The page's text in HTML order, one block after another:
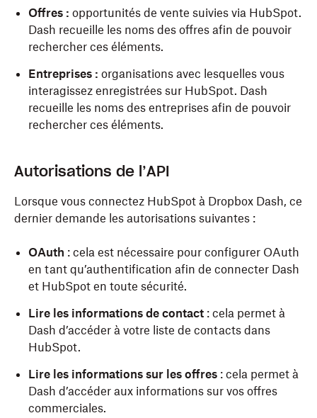
Offres : opportunités de vente suivies via HubSpot.
Dash recueille les noms des offres afin de pouvoir
rechercher ces éléments.
Entreprises : organisations avec lesquelles vous
interagissez enregistrées sur HubSpot. Dash
recueille les noms des entreprises afin de pouvoir
rechercher ces éléments.
Autorisations de l’API
Lorsque vous connectez HubSpot à Dropbox Dash, ce
dernier demande les autorisations suivantes :
OAuth : cela est nécessaire pour configurer OAuth
en tant qu’authentification afin de connecter Dash
et HubSpot en toute sécurité.
Lire les informations de contact : cela permet à
Dash d’accéder à votre liste de contacts dans
HubSpot.
Lire les informations sur les offres : cela permet à
Dash d’accéder aux informations sur vos offres
commerciales.